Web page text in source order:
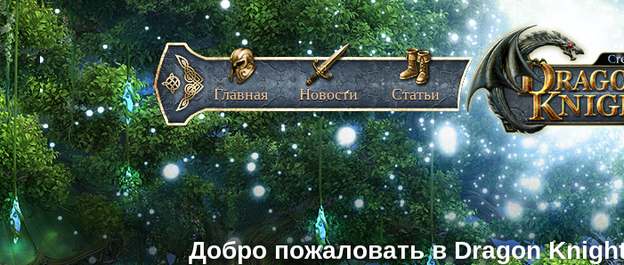
Добро пожаловать в Dragon
Главная Новости Статьи